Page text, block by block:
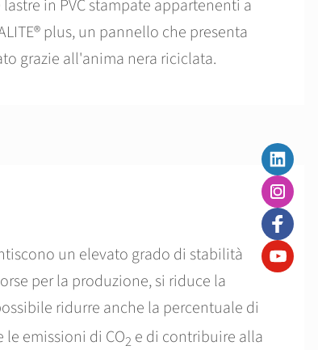
in PVC stampate appartenenti a
plus, un pannello che presenta
grazie all'anima nera riciclata.
un elevato grado di stabilità
per la produzione, si riduce la
ridurre anche la percentuale di
emissioni di CO2 e di contribuire alla